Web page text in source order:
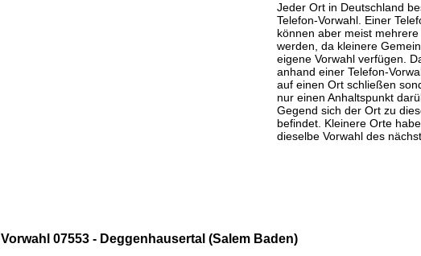
Jeder Ort in Deutschland
Telefon-Vorwahl. Einer
können aber meist
werden, da kleinere
eigene Vorwahl verfügen.
anhand einer Telefon-
auf einen Ort schließen
nur einen Anhaltspunkt
Gegend sich der Ort zu
befindet. Kleinere Orte
dieselbe Vorwahl des
Vorwahl 07553 - Deggenhausertal (Salem Baden)